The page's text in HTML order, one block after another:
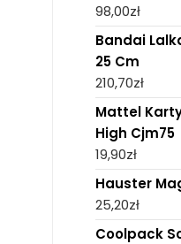
98,00zł
Bandai
25 Cm
210,70zł
Mattel
High Cjm75
19,90zł
Hauster
25,20zł
Coolpack